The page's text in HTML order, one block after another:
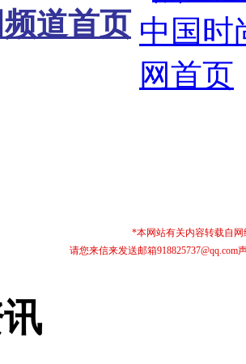
道首页
*本网站有关内容转载自
请您来信来发送邮箱